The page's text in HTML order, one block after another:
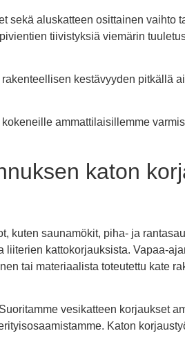
sekä aluskatteen osittainen vaihto
tiivistyksiä viemärin
kestävyyden pitkällä
ammattilaisillemme
katon
kuten saunamökit, piha- ja
kattokorjauksista. Vapaa-
tai materiaalista toteutettu kate
vesikatteen korjaukset
Katon